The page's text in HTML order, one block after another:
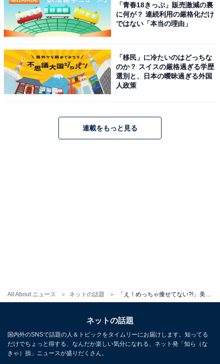
All About ニュース ネットの話題
「青春18きっぷ」販売激減の裏
に何が？ 連続利用の厳格化だけ
ではない「本当の理由」
「移民」に冷たいのはどっちな
のか？ スイスの厳格過ぎる学歴
選別と、日本の曖昧過ぎる外国
人政策
連載をもっと見る
ネットの話題
国内外のSNSで話題の人＆トピックをタイムリーにお届けします。知ってる
だけでちょっと得する、なんだか楽しい気分になれる、ネット発「知ら（な
きゃ）損」ニュースが盛りだくさん。